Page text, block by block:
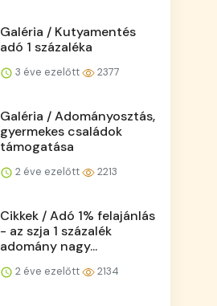
Galéria / Kutyamentés
adó 1 százaléka
3 éve ezelőtt 2377
Galéria / Adományosztás,
gyermekes családok
támogatása
2 éve ezelőtt 2213
Cikkek / Adó 1% felajánlás
- az szja 1 százalék
adomány nagy...
2 éve ezelőtt 2134